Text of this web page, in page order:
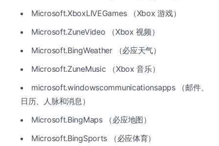
Microsoft.XboxLIVEGames （Xbox 游戏）
Microsoft.ZuneVideo （Xbox 视频）
Microsoft.BingWeather （必应天气）
Microsoft.ZuneMusic （Xbox 音乐）
microsoft.windowscommunicationsapps （邮件、
日历、人脉和消息）
Microsoft.BingMaps （必应地图）
Microsoft.BingSports （必应体育）